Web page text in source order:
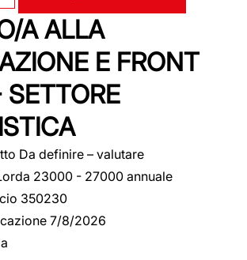
A ALLA
E FRONT
Da definire – valutare
23000 - 27000 annuale
350230
7/8/2026